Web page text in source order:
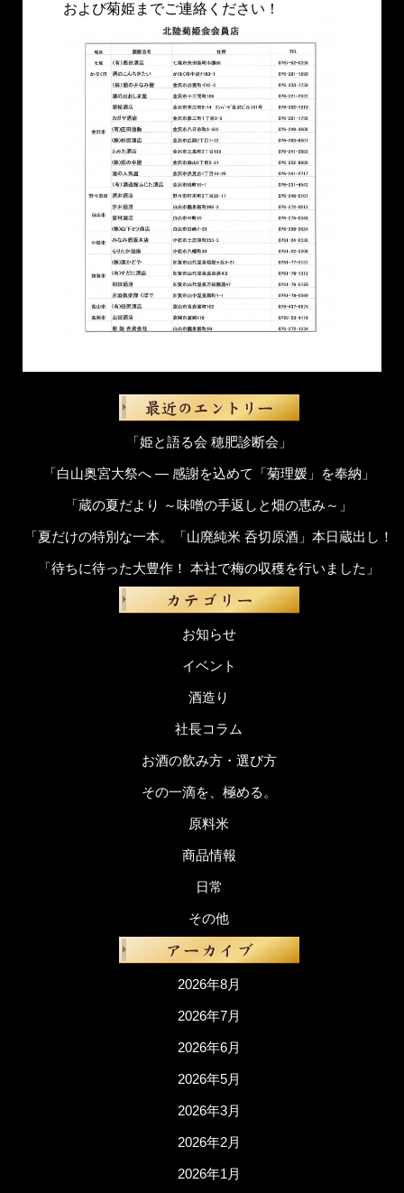
および菊姫までご連絡ください！
「姫と語る会 穂肥診断会」
「白山奥宮大祭へ ― 感謝を込めて「菊理媛」を奉納」
「蔵の夏だより ～味噌の手返しと畑の恵み～」
「夏だけの特別な一本。「山廃純米 呑切原酒」本日蔵出し！
「待ちに待った大豊作！ 本社で梅の収穫を行いました」
お知らせ
イベント
酒造り
社長コラム
お酒の飲み方・選び方
その一滴を、極める。
原料米
商品情報
日常
その他
2026年8月
2026年7月
2026年6月
2026年5月
2026年3月
2026年2月
2026年1月